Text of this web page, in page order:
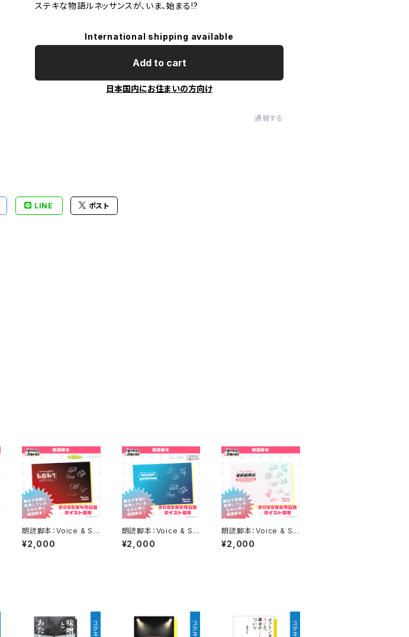
ステキな物語ルネッサンスが、いま、始まる!?
International shipping available
Add to cart
日本国内にお住まいの方向け
通報する
LINE ポスト
朗読脚本：Voice & St
ories 予選最終試合 え
のじょ放送部v.s.ダンデ
¥2,000
朗読脚本：Voice & St
ories ランダムマッチ交
流戦 UNDERCΦDE V
¥2,000
朗読脚本：Voice & St
ories ボイスト 本戦前
夜祭 〜君に伝えたいこ
¥2,000